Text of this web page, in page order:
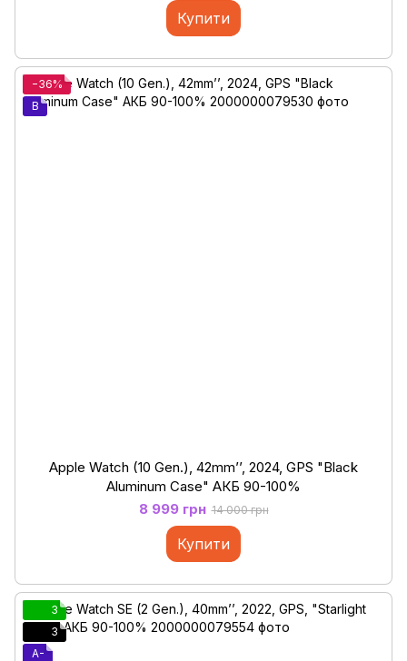
Купити
−36%
B
Apple Watch (10 Gen.), 42mm’’, 2024, GPS "Black
Aluminum Case" АКБ 90-100%
8 999 грн 14 000 грн
Купити
3
3
A-